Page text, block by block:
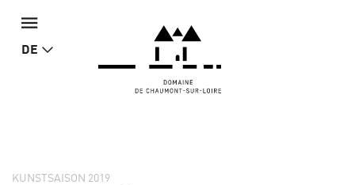
DE
KUNSTSAISON 2019